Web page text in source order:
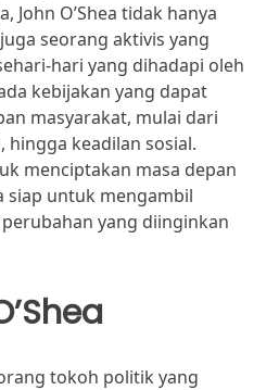
John O’Shea tidak hanya
seorang aktivis yang
hari yang dihadapi oleh
kebijakan yang dapat
masyarakat, mulai dari
hingga keadilan sosial.
menciptakan masa depan
siap untuk mengambil
yang diinginkan
tokoh politik yang